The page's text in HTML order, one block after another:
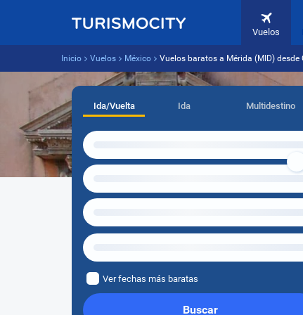
Vuelos
Inicio Vuelos México Vuelos baratos a Mérida (MID) desde
Ida/Vuelta Ida Multidestino
Ver fechas más baratas
Buscar